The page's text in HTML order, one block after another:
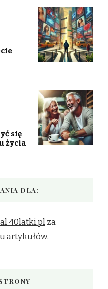
się
życia
DLA:
40latki.plza
artykułów.